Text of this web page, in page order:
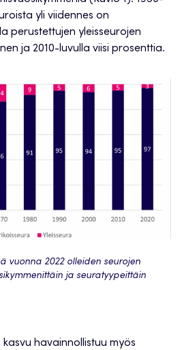
yli viidennes on
perustettujen yleisseurojen
ja 2010-luvulla viisi prosenttia.
vuonna 2022 olleiden seurojen
ja seuratyypeittäin
kasvu havainnollistuu myös